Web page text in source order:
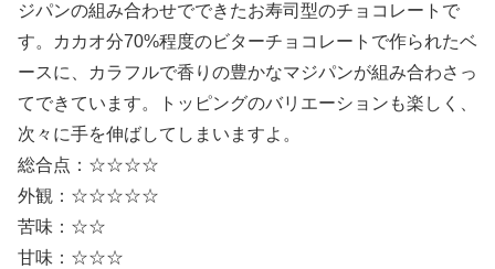
ジパンの組み合わせでできたお寿司型のチョコレートで
す。カカオ分70%程度のビターチョコレートで作られたベ
ースに、カラフルで香りの豊かなマジパンが組み合わさっ
てできています。トッピングのバリエーションも楽しく、
次々に手を伸ばしてしまいますよ。
総合点：☆☆☆☆
外観：☆☆☆☆☆
苦味：☆☆
甘味：☆☆☆